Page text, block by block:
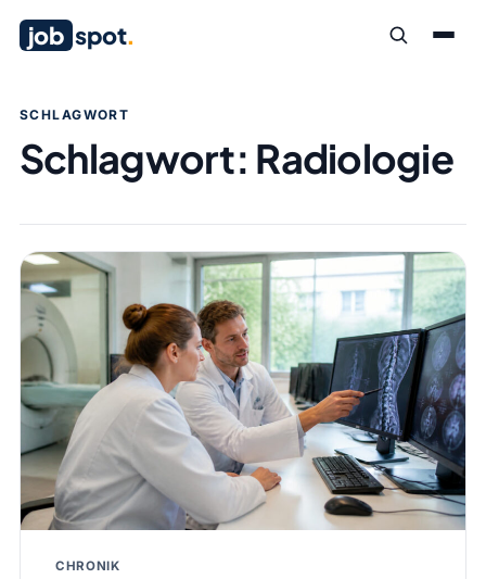
job spot.
SCHLAGWORT
Schlagwort: Radiologie
CHRONIK